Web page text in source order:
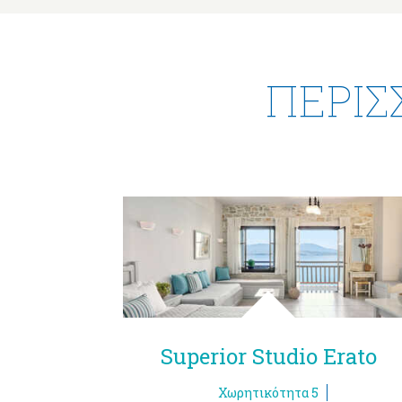
Superior Studio Erato
Χωρητικότητα 5